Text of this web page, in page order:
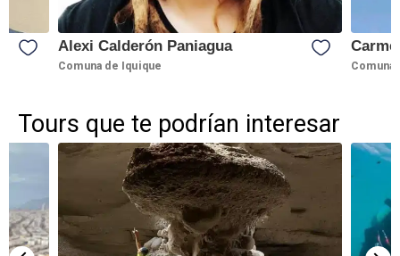
Alexi Calderón Paniagua
Comuna de Iquique Comuna
Tours que te podrían interesar